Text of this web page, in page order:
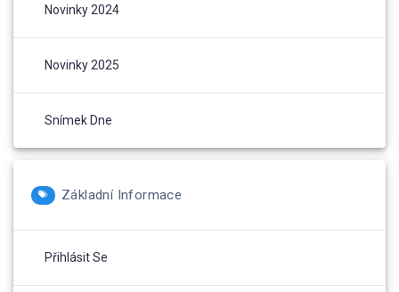
Novinky 2024
Novinky 2025
Snímek Dne
Základní Informace
Přihlásit Se